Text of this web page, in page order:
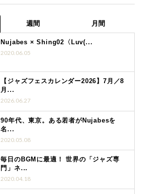
週間 月間
Nujabes × Shing02〈Luv(...
2020.06.05
【ジャズフェスカレンダー2026】7月／8
月...
2026.06.27
90年代、東京。ある若者がNujabesを
名...
2020.05.08
毎日のBGMに最適！ 世界の「ジャズ専
門」ネ...
2020.04.18